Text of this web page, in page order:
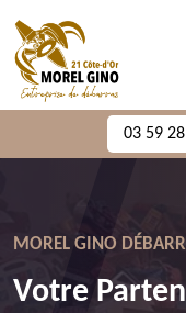
03 59
MOREL GINO
Votre